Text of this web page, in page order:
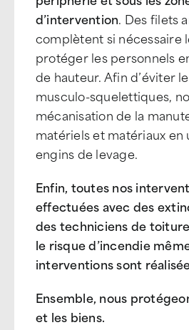
d’intervention. Des filets
complètent si nécessaire
protéger les personnels
de hauteur. Afin d’éviter
musculo-squelettiques,
mécanisation de la
matériels et matériaux en
engins de levage.
Enfin, toutes nos
effectuées avec des
des techniciens de
le risque d’incendie
interventions sont
Ensemble, nous
et les biens.